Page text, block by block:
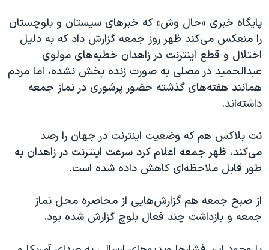
پایگاه خبری «حال وش» که خبرهای سیستان و بلوچستان
را منعکس می‌کند ظهر روز جمعه گزارش داد که به‌ دلیل
اختلال و قطع اینترنت در زاهدان خطبه‌های مولوی
عبدالحمید در مصلی به صورت زنده پخش نشده، اما مردم
همانند هفته‌های گذشته حضور پرشوری در نماز جمعه
داشته‌اند.
نت بلاکس هم که وضعیت اینترنت در جهان را رصد
می‌کند، ظهر جمعه اعلام کرد سرعت اینترنت در زاهدان به
طور قابل ملاحظه‌ای کاهش داده شده است.
از صبح جمعه هم گزارش‌هایی از محاصره محل نماز
جمعه و بازداشت چند فعال بلوچ گزارش شده بود.